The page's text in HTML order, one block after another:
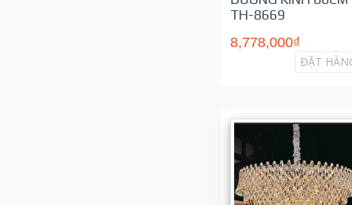
TH-8669
8,778,000₫
ĐẶT